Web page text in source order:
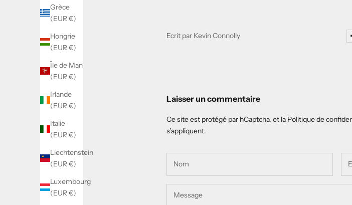
Grèce
(EUR €)
Hongrie
(EUR €)
Île de Man
(EUR €)
Irlande
(EUR €)
Italie
(EUR €)
Liechtenstein
(EUR €)
Luxembourg
(EUR €)
Ecrit par Kevin Connolly
Laisser un commentaire
Ce site est protégé par hCaptcha, et la Politique de
s’appliquent.